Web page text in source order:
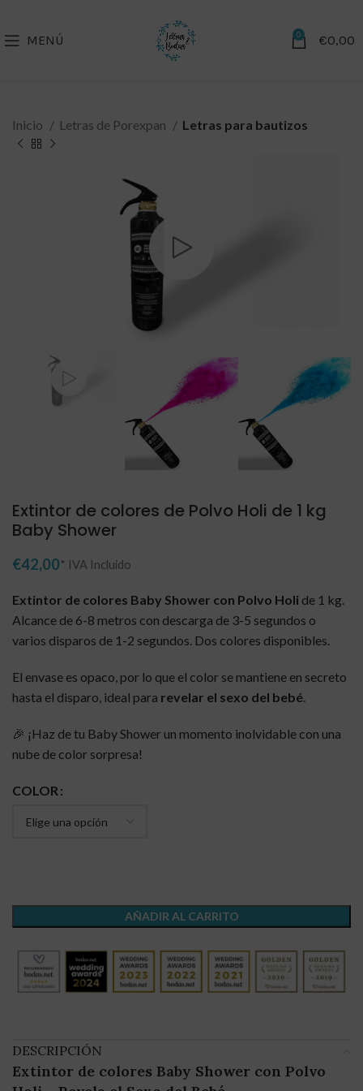
MENÚ 0 €0,00
Inicio Letras de Porexpan Letras para bautizos
Extintor de colores de Polvo Holi de 1 kg
Baby Shower
€
Extintor de colores Baby Shower con Polvo Holi de 1 kg.
Alcance de 6-8 metros con descarga de 3-5 segundos o
varios disparos de 1-2 segundos. Dos colores disponibles.
El envase es opaco, por lo que el color se mantiene en secreto
hasta el disparo, ideal para revelar el sexo del bebé.
🎉 ¡Haz de tu Baby Shower un momento inolvidable con una
nube de color sorpresa!
COLOR
AÑADIR AL CARRITO
DESCRIPCIÓN
Extintor de colores Baby Shower con Polvo